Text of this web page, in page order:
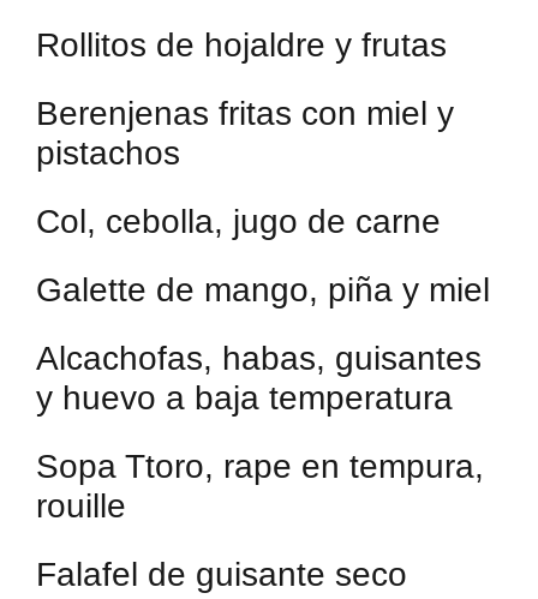
Rollitos de hojaldre y frutas
Berenjenas fritas con miel y
pistachos
Col, cebolla, jugo de carne
Galette de mango, piña y miel
Alcachofas, habas, guisantes
y huevo a baja temperatura
Sopa Ttoro, rape en tempura,
rouille
Falafel de guisante seco